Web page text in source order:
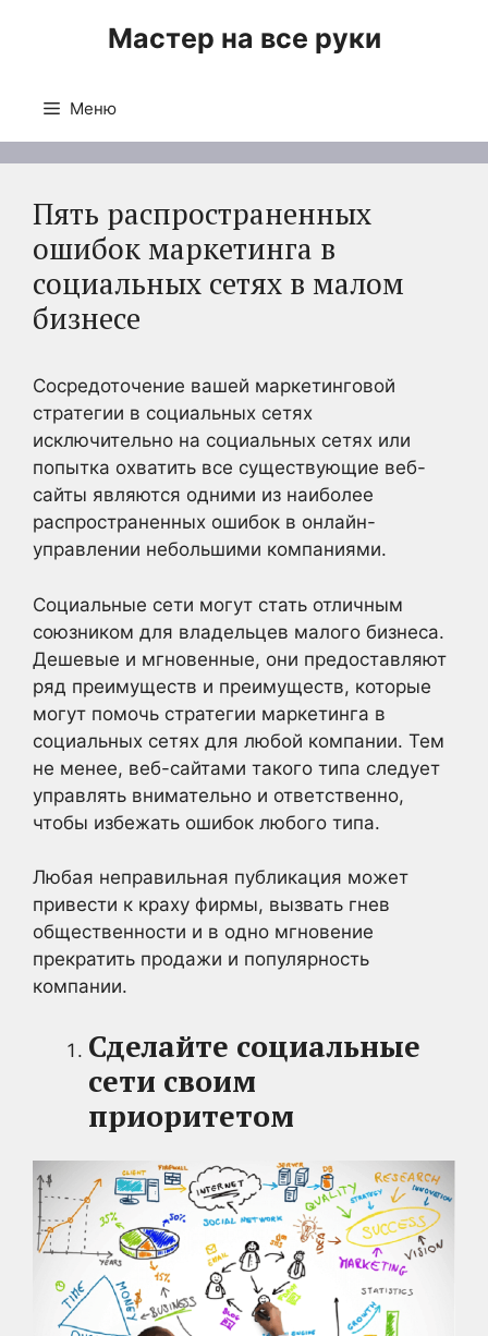
Мастер на все руки
Меню
Пять распространенных
ошибок маркетинга в
социальных сетях в малом
бизнесе
Сосредоточение вашей маркетинговой
стратегии в социальных сетях
исключительно на социальных сетях или
попытка охватить все существующие веб-
сайты являются одними из наиболее
распространенных ошибок в онлайн-
управлении небольшими компаниями.
Социальные сети могут стать отличным
союзником для владельцев малого бизнеса.
Дешевые и мгновенные, они предоставляют
ряд преимуществ и преимуществ, которые
могут помочь стратегии маркетинга в
социальных сетях для любой компании. Тем
не менее, веб-сайтами такого типа следует
управлять внимательно и ответственно,
чтобы избежать ошибок любого типа.
Любая неправильная публикация может
привести к краху фирмы, вызвать гнев
общественности и в одно мгновение
прекратить продажи и популярность
компании.
Сделайте социальные
сети своим
приоритетом